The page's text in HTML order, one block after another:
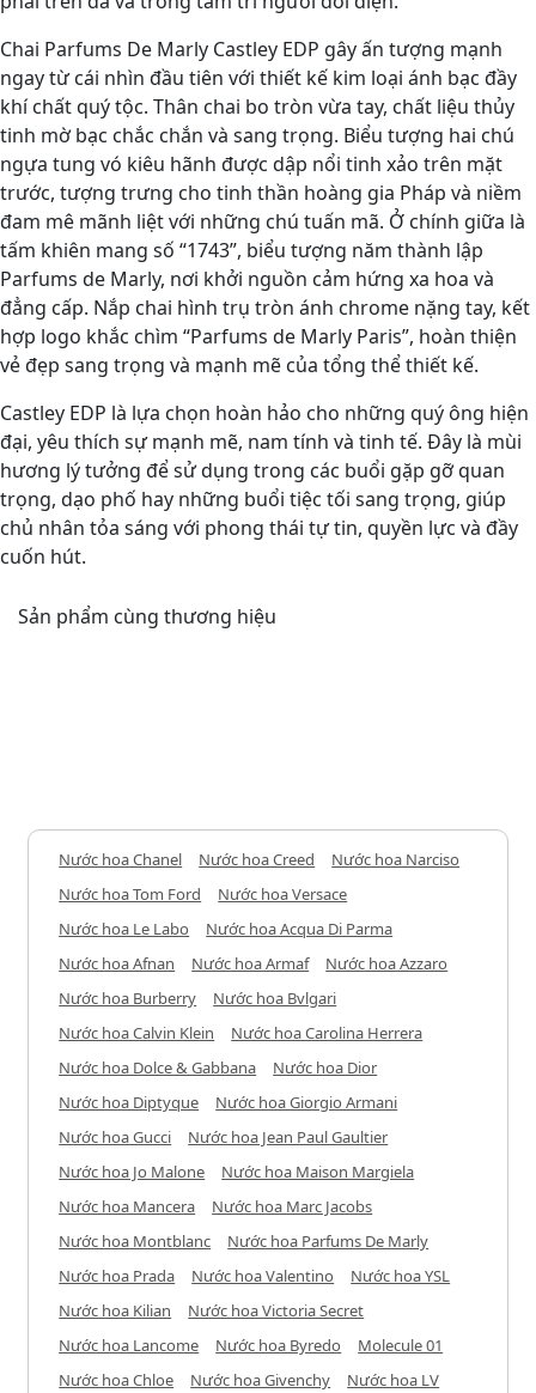
Chai Parfums De Marly Castley EDP gây ấn tượng mạnh
ngay từ cái nhìn đầu tiên với thiết kế kim loại ánh bạc đầy
khí chất quý tộc. Thân chai bo tròn vừa tay, chất liệu thủy
tinh mờ bạc chắc chắn và sang trọng. Biểu tượng hai chú
ngựa tung vó kiêu hãnh được dập nổi tinh xảo trên mặt
trước, tượng trưng cho tinh thần hoàng gia Pháp và niềm
đam mê mãnh liệt với những chú tuấn mã. Ở chính giữa là
tấm khiên mang số “1743”, biểu tượng năm thành lập
Parfums de Marly, nơi khởi nguồn cảm hứng xa hoa và
đẳng cấp. Nắp chai hình trụ tròn ánh chrome nặng tay, kết
hợp logo khắc chìm “Parfums de Marly Paris”, hoàn thiện
vẻ đẹp sang trọng và mạnh mẽ của tổng thể thiết kế.
Castley EDP là lựa chọn hoàn hảo cho những quý ông hiện
đại, yêu thích sự mạnh mẽ, nam tính và tinh tế. Đây là mùi
hương lý tưởng để sử dụng trong các buổi gặp gỡ quan
trọng, dạo phố hay những buổi tiệc tối sang trọng, giúp
chủ nhân tỏa sáng với phong thái tự tin, quyền lực và đầy
cuốn hút.
Sản phẩm cùng thương hiệu
Nước hoa Chanel Nước hoa Creed
Nước hoa Narciso
Nước hoa Tom Ford
Nước hoa Versace
Nước hoa Le Labo
Nước hoa Acqua Di Parma
Nước hoa Afnan
Nước hoa Armaf
Nước hoa Azzaro
Nước hoa Burberry
Nước hoa Bvlgari
Nước hoa Calvin Klein
Nước hoa Carolina Herrera
Nước hoa Dolce & Gabbana
Nước hoa Dior
Nước hoa Diptyque
Nước hoa Giorgio Armani
Nước hoa Gucci
Nước hoa Jean Paul Gaultier
Nước hoa Jo Malone
Nước hoa Maison Margiela
Nước hoa Mancera
Nước hoa Marc Jacobs
Nước hoa Montblanc
Nước hoa Parfums De Marly
Nước hoa Prada
Nước hoa Valentino
Nước hoa YSL
Nước hoa Kilian
Nước hoa Victoria Secret
Nước hoa Lancome
Nước hoa Byredo
Molecule 01
Nước hoa Chloe
Nước hoa Givenchy
Nước hoa LV